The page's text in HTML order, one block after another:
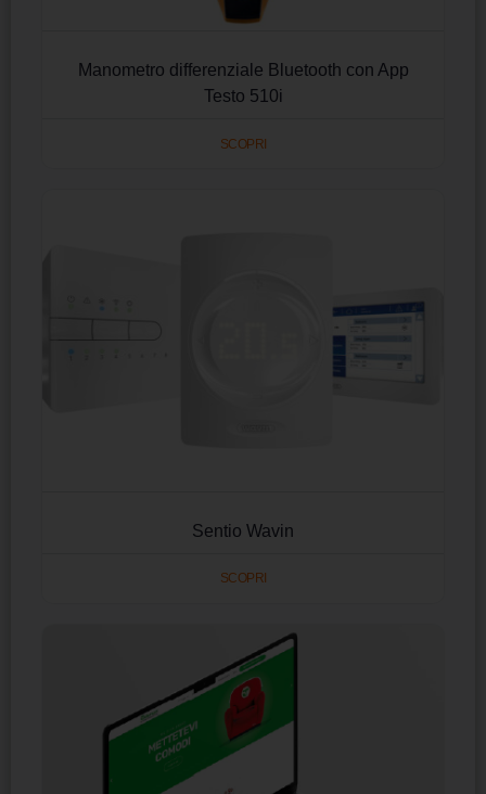
Manometro differenziale Bluetooth con App
Testo 510i
SCOPRI
Sentio Wavin
SCOPRI